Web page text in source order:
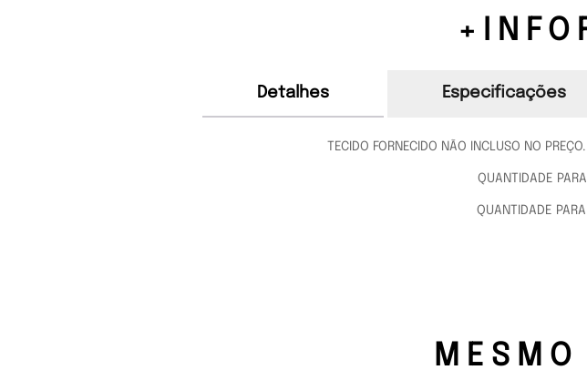
Detalhes Especificações
TECIDO FORNECIDO NÃO INCLUSO NO
QUANTIDADE
QUANTIDADE
MESMO